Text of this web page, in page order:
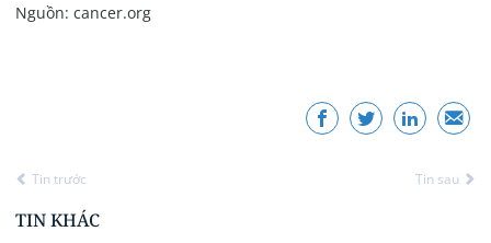
Nguồn: cancer.org
Tin trước Tin sau
TIN KHÁC